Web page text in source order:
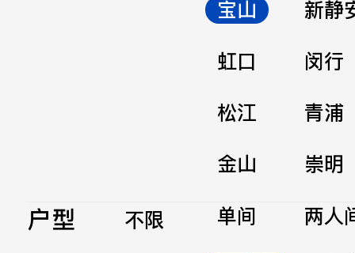
宝山
新静
虹口
闵行
松江
青浦
金山
崇明
户型 不限 单间
两人